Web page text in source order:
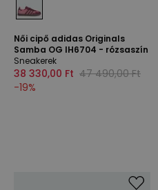
Női cipő adidas Originals
Samba OG IH6704 - rózsaszín
Sneakerek
38 330,00 Ft 47 490,00 Ft
-19%